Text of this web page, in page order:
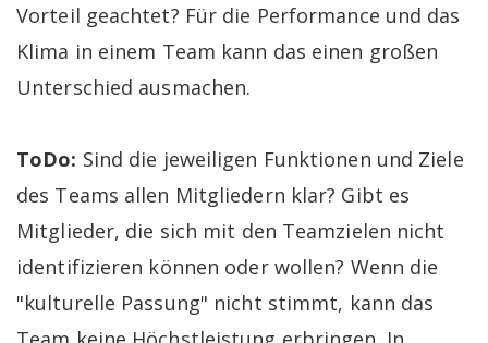
Vorteil geachtet? Für die Performance und das
Klima in einem Team kann das einen großen
Unterschied ausmachen.
ToDo: Sind die jeweiligen Funktionen und Ziele
des Teams allen Mitgliedern klar? Gibt es
Mitglieder, die sich mit den Teamzielen nicht
identifizieren können oder wollen? Wenn die
"kulturelle Passung" nicht stimmt, kann das